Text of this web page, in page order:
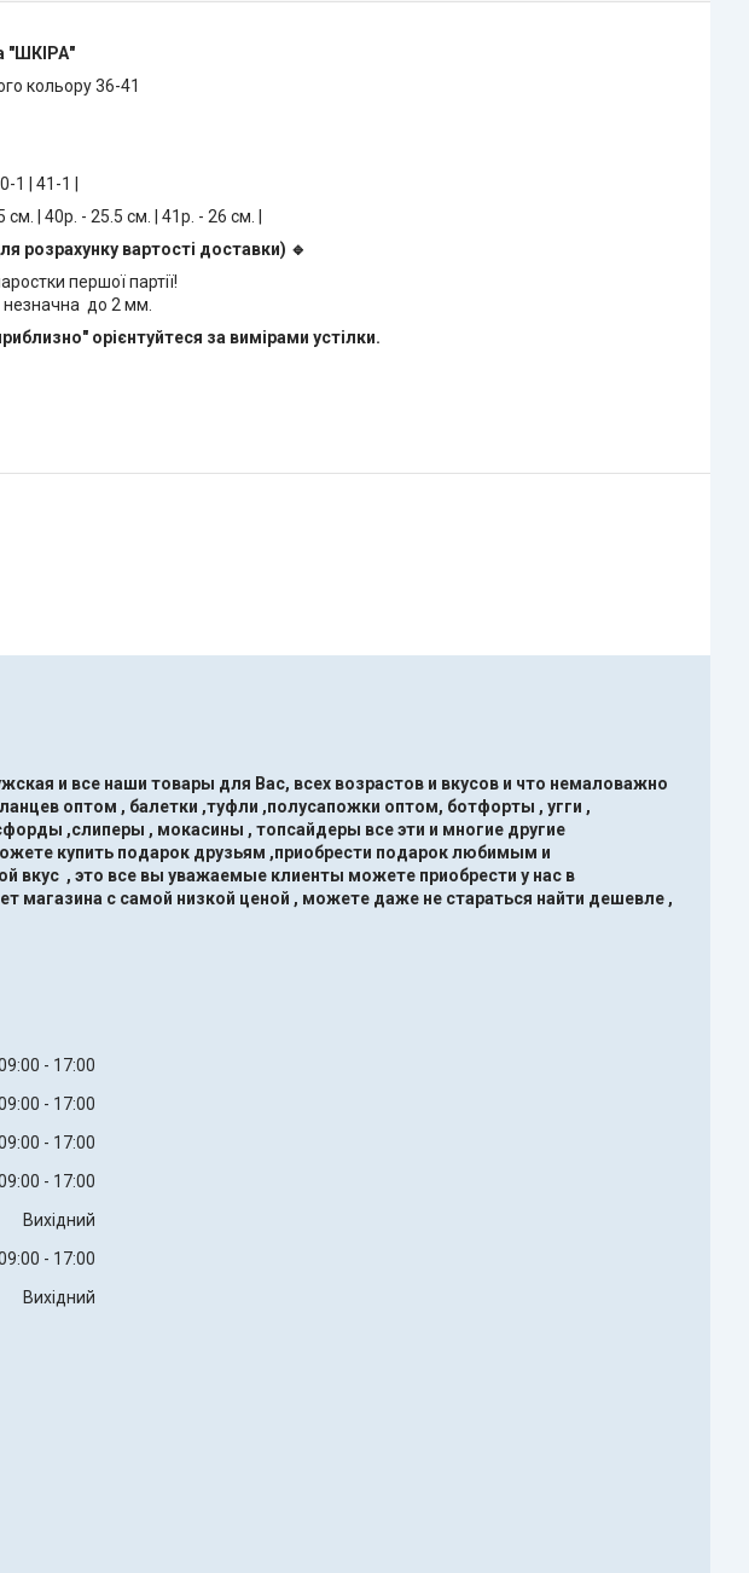
"ШКІРА"
кольору 36-41
1 | 41-1 |
| 40р. - 25.5 см. | 41р. - 26 см. |
вартості доставки) 🔹
першої партії!
незначна до 2 мм.
орієнтуйтеся за вимірами устілки.
и все наши товары для Вас, всех возрастов и вкусов и что немаловажно
оптом , балетки ,туфли ,полусапожки оптом, ботфорты , угги ,
,слиперы , мокасины , топсайдеры все эти и многие другие
купить подарок друзьям ,приобрести подарок любимым и
, это все вы уважаемые клиенты можете приобрести у нас в
магазина с самой низкой ценой , можете даже не стараться найти дешевле ,
17:00
17:00
17:00
17:00
Вихідний
17:00
Вихідний